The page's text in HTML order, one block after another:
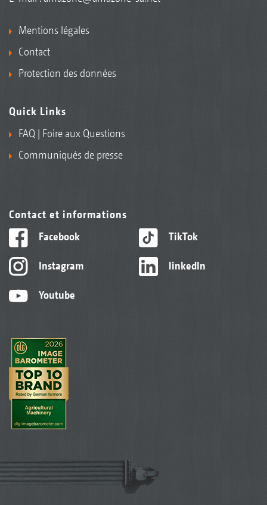
Mentions légales
Contact
Protection des données
Quick Links
FAQ | Foire aux Questions
Communiqués de presse
Contact et informations
Facebook
Instagram
Youtube
TikTok
linkedIn